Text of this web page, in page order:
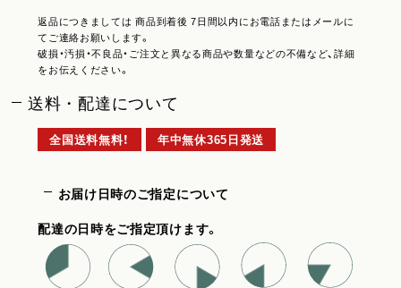
返品につきましては 商品到着後 7日間以内にお電話またはメールに
てご連絡お願いします。
破損・汚損・不良品・ご注文と異なる商品や数量などの不備など、詳細
をお伝えください。
送料・配達について
全国送料無料！ 年中無休365日発送
お届け日時のご指定について
配達の日時をご指定頂けます。